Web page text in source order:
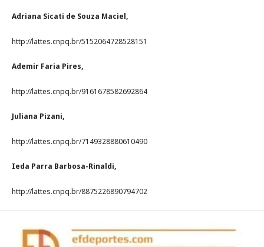
Adriana Sicati de Souza Maciel,
http://lattes.cnpq.br/5152064728528151
Ademir Faria Pires,
http://lattes.cnpq.br/9161678582692864
Juliana Pizani,
http://lattes.cnpq.br/7149328880610490
Ieda Parra Barbosa-Rinaldi,
http://lattes.cnpq.br/8875226890794702